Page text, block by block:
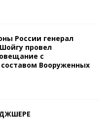
России генерал
провел
с
Вооруженных